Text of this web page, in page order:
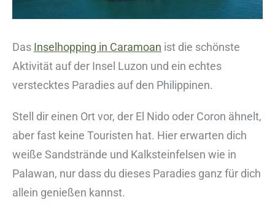
Das Inselhopping in Caramoan ist die schönste
Aktivität auf der Insel Luzon und ein echtes
verstecktes Paradies auf den Philippinen.
Stell dir einen Ort vor, der El Nido oder Coron ähnelt,
aber fast keine Touristen hat. Hier erwarten dich
weiße Sandstrände und Kalksteinfelsen wie in
Palawan, nur dass du dieses Paradies ganz für dich
allein genießen kannst.